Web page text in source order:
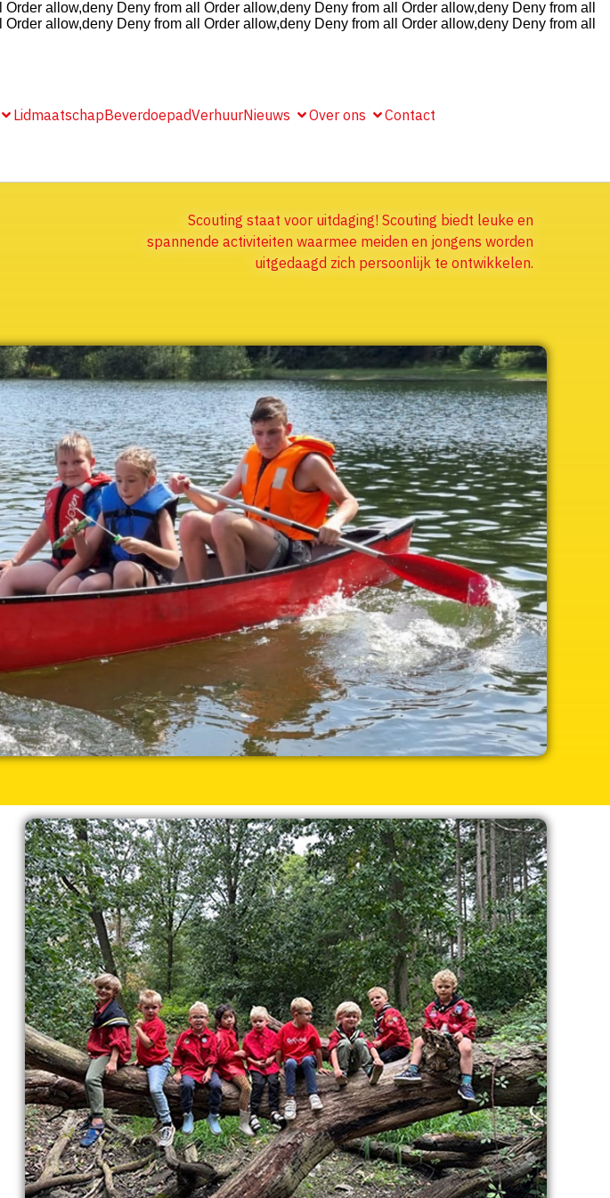
Order allow,deny Deny from all Order allow,deny Deny from all Order allow,deny Deny from all
Order allow,deny Deny from all Order allow,deny Deny from all Order allow,deny Deny from all
LidmaatschapBeverdoepadVerhuurNieuws Over ons Contact
Scouting staat voor uitdaging! Scouting biedt leuke en
spannende activiteiten waarmee meiden en jongens worden
uitgedaagd zich persoonlijk te ontwikkelen.